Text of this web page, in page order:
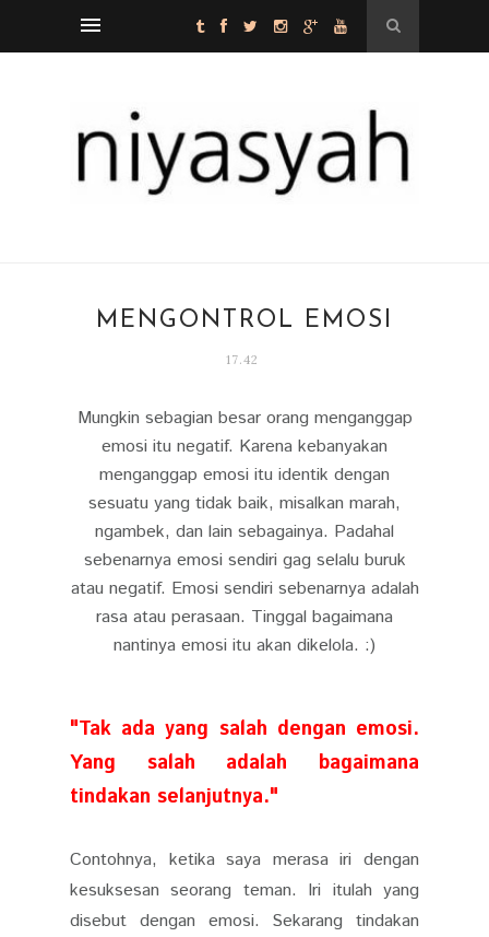
MENGONTROL EMOSI
17.42
Mungkin sebagian besar orang menganggap
emosi itu negatif. Karena kebanyakan
menganggap emosi itu identik dengan
sesuatu yang tidak baik, misalkan marah,
ngambek, dan lain sebagainya. Padahal
sebenarnya emosi sendiri gag selalu buruk
atau negatif. Emosi sendiri sebenarnya adalah
rasa atau perasaan. Tinggal bagaimana
nantinya emosi itu akan dikelola. :)
"Tak ada yang salah dengan emosi.
Yang salah adalah bagaimana
tindakan selanjutnya."
Contohnya, ketika saya merasa iri dengan
kesuksesan seorang teman. Iri itulah yang
disebut dengan emosi. Sekarang tindakan